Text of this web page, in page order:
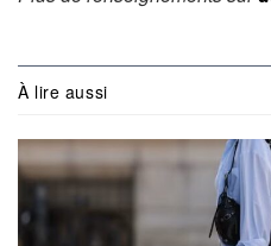
À lire aussi